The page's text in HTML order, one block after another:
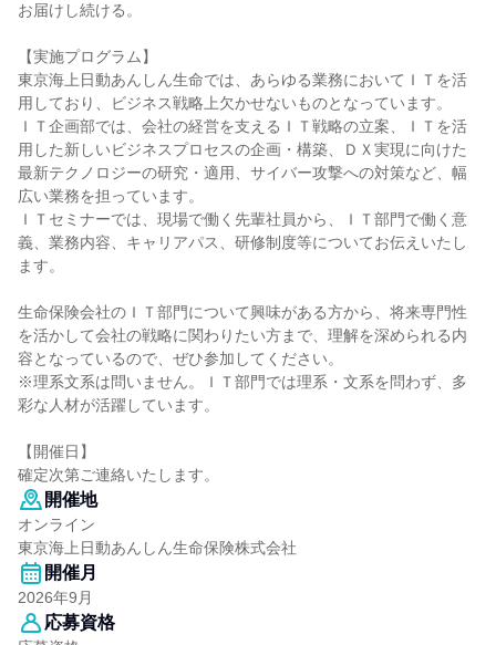
お届けし続ける。
【実施プログラム】
東京海上日動あんしん生命では、あらゆる業務においてＩＴを活
用しており、ビジネス戦略上欠かせないものとなっています。
ＩＴ企画部では、会社の経営を支えるＩＴ戦略の立案、ＩＴを活
用した新しいビジネスプロセスの企画・構築、ＤＸ実現に向けた
最新テクノロジーの研究・適用、サイバー攻撃への対策など、幅
広い業務を担っています。
ＩＴセミナーでは、現場で働く先輩社員から、ＩＴ部門で働く意
義、業務内容、キャリアパス、研修制度等についてお伝えいたし
ます。
生命保険会社のＩＴ部門について興味がある方から、将来専門性
を活かして会社の戦略に関わりたい方まで、理解を深められる内
容となっているので、ぜひ参加してください。
※理系文系は問いません。ＩＴ部門では理系・文系を問わず、多
彩な人材が活躍しています。
【開催日】
確定次第ご連絡いたします。
開催地
オンライン
東京海上日動あんしん生命保険株式会社
開催月
2026年9月
応募資格